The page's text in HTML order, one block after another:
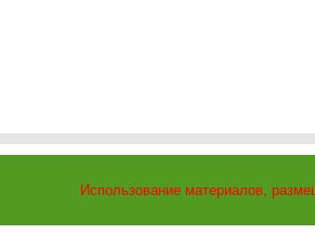
Использование материалов,